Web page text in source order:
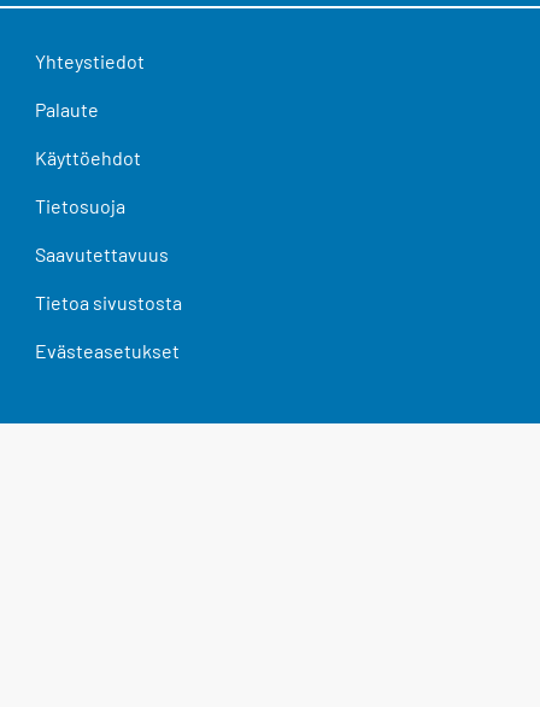
Yhteystiedot
Palaute
Käyttöehdot
Tietosuoja
Saavutettavuus
Tietoa sivustosta
Evästeasetukset